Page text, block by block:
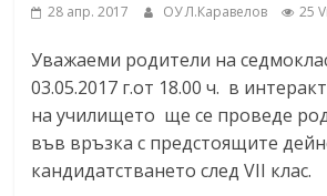
28 апр. 2017 ОУ Л.Каравелов 25
Уважаеми родители на
03.05.2017 г.от 18.00 ч. в
на училището ще се проведе
във връзка с предстоящите
кандидатстването след VII клас.